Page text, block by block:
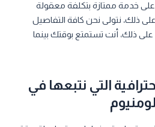
خدمة ممتازة بتكلفة معقولة
ذلك، نتولى نحن كافة التفاصيل
على ذلك، أنت تستمتع بوقتك بينما
التي نتبعها في